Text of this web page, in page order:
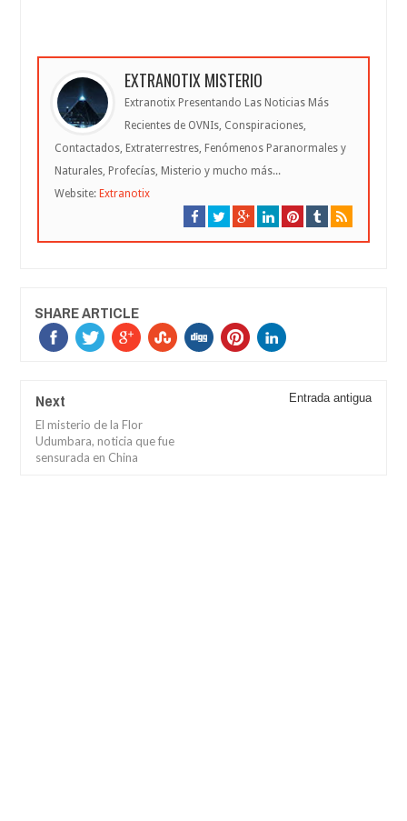
EXTRANOTIX MISTERIO
Extranotix Presentando Las Noticias Más
Recientes de OVNIs, Conspiraciones,
Contactados, Extraterrestres, Fenómenos Paranormales y
Naturales, Profecías, Misterio y mucho más...
Website: Extranotix
SHARE ARTICLE
Next
El misterio de la Flor
Udumbara, noticia que fue
sensurada en China
Entrada antigua